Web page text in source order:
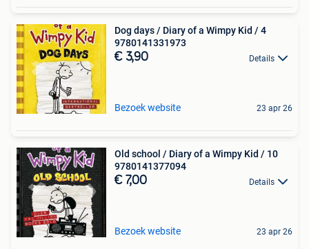
Dog days / Diary of a Wimpy Kid / 4
9780141331973
€ 3,90 Details
Bezoek website 23 apr 26
Old school / Diary of a Wimpy Kid / 10
9780141377094
€ 7,00 Details
Bezoek website 23 apr 26